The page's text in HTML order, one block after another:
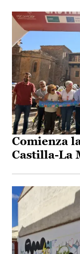
Comienza
Castilla-La